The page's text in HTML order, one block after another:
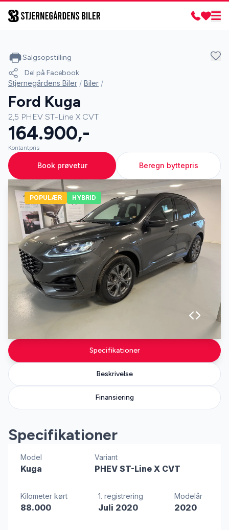
POPULÆR HYBRID
Specifikationer
Beskrivelse
Finansiering
Specifikationer
Model
Kuga
Variant
PHEV ST-Line X CVT
Kilometer kørt
88.000
1. registrering
Juli 2020
Modelår
2020
Salgsopstilling
Del på Facebook
Stjernegårdens Biler / Biler /
Ford Kuga
2,5 PHEV ST-Line X CVT
164.900,-
Kontantpris
Book prøvetur Beregn byttepris